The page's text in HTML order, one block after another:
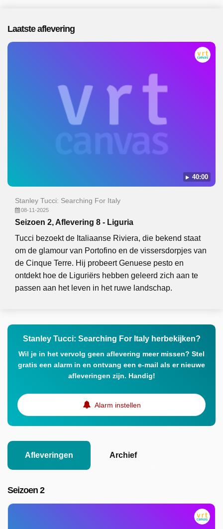
Laatste aflevering
40:00
Stanley Tucci: Searching For Italy
08-11-2025
Seizoen 2, Aflevering 8 - Liguria
Tucci bezoekt de Italiaanse Riviera, die bekend staat
om de glamour van Portofino en de vissersdorpjes van
de Cinque Terre. Hij probeert Genuese pesto en
ontdekt hoe de Liguriërs hebben geleerd zich aan te
passen aan het leven in het ruwe landschap.
Stanley Tucci: Searching For Italy herbekijken?
Wil je in het vervolg geen aflevering meer missen? Stel
gratis een alarm in en ontvang een e-mail als er nieuwe
afleveringen zijn. Handig!
Alarm instellen
Afleveringen Archief
Seizoen 2